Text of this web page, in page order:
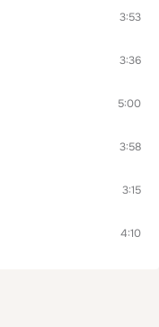
3:53
3:36
5:00
3:58
3:15
4:10